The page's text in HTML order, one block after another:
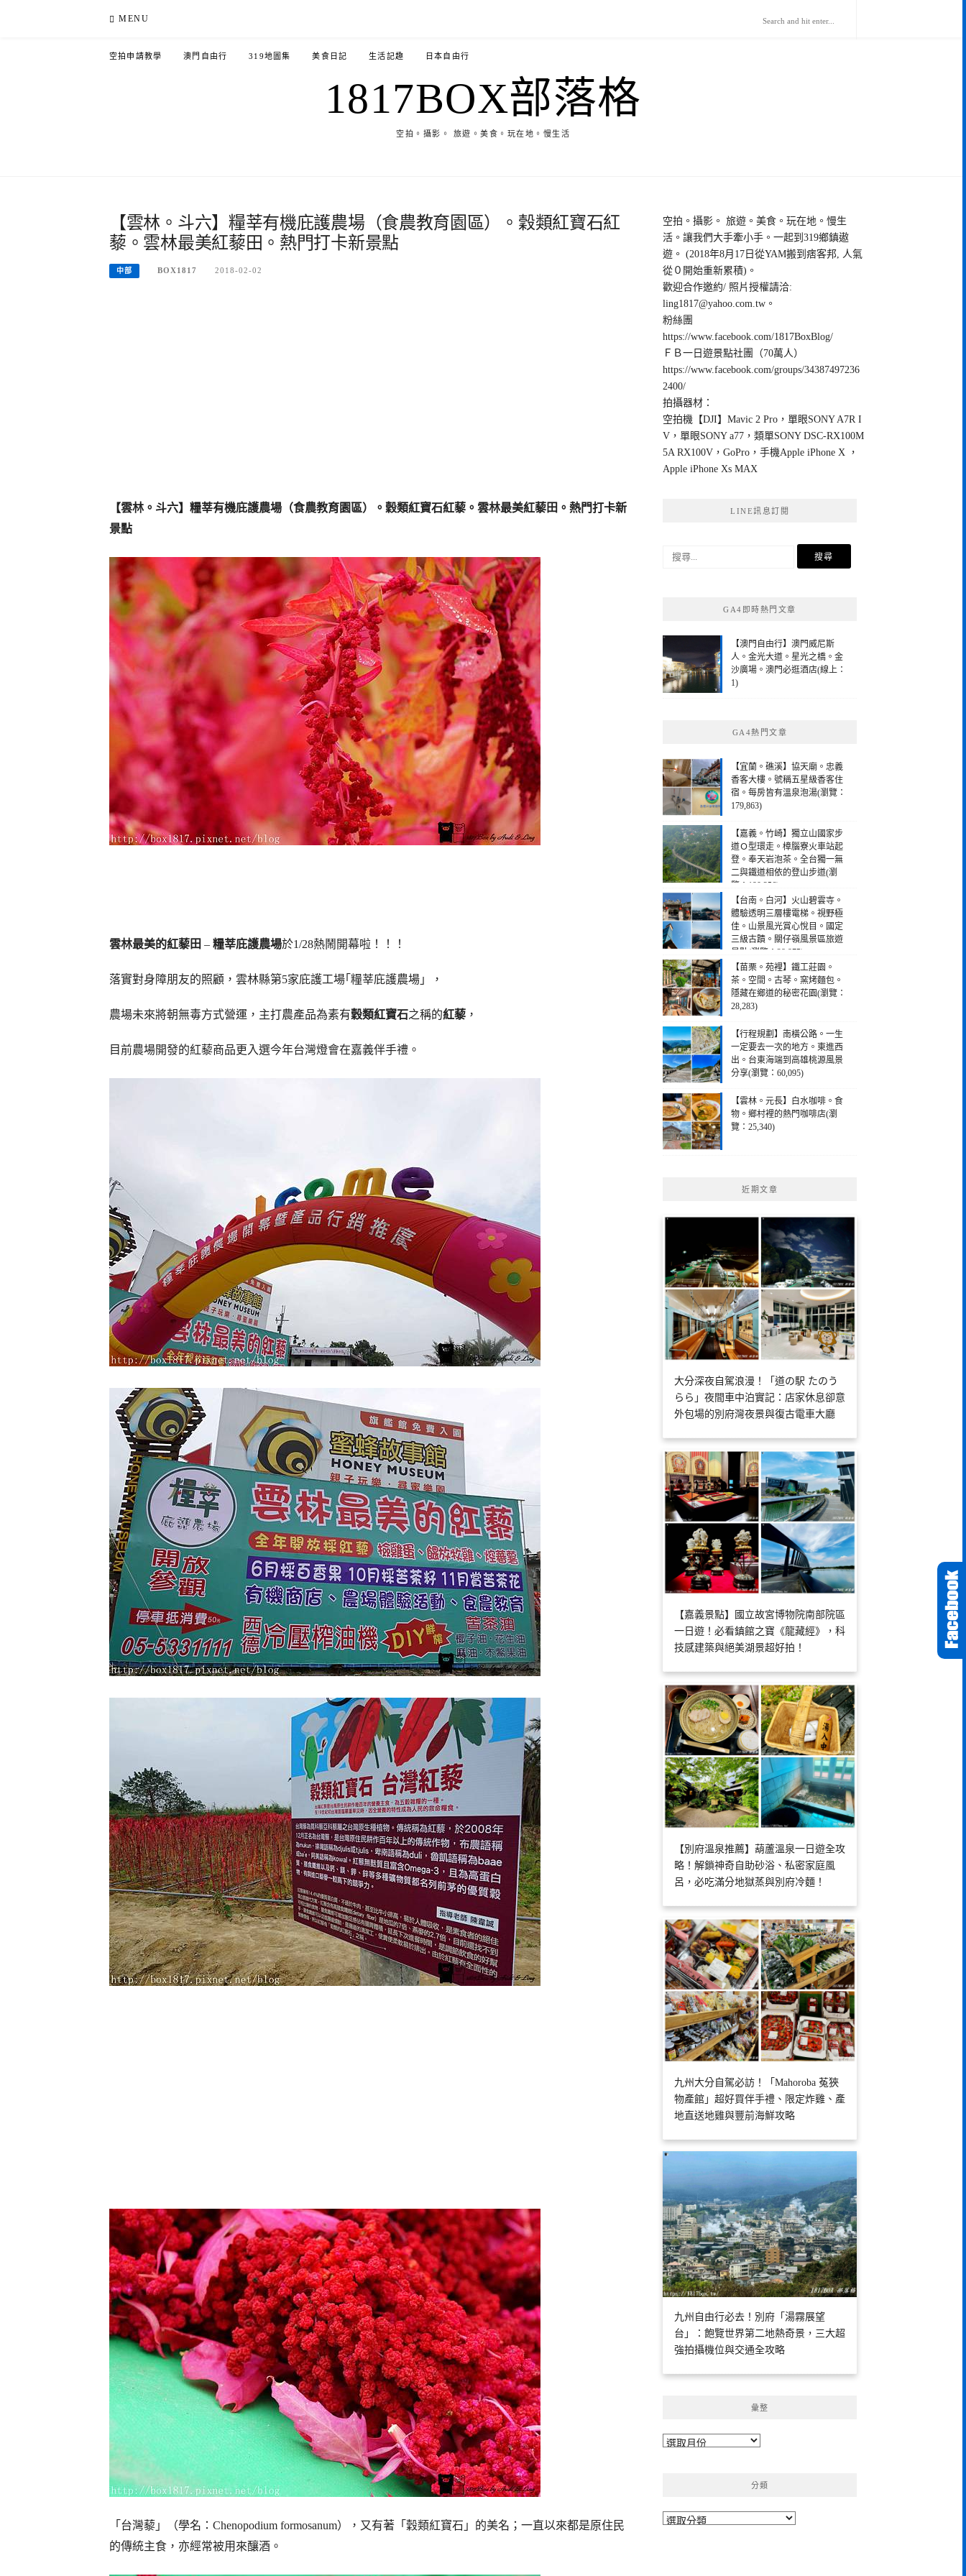
MENU
空拍申請教學 澳門自由行 319地圖集 美食日記 生活記趣 日本自由行
1817BOX部落格
空拍。攝影。 旅遊。美食。玩在地。慢生活
【雲林。斗六】糧莘有機庇護農場（食農教育園區）。穀類紅寶石紅
藜。雲林最美紅藜田。熱門打卡新景點
中部 BOX1817 2018-02-02
【雲林。斗六】糧莘有機庇護農場（食農教育園區）。穀類紅寶石紅藜。雲林最美紅藜田。熱門打卡新
景點
雲林最美的紅藜田 – 糧莘庇護農場於1/28熱鬧開幕啦！！！
落實對身障朋友的照顧，雲林縣第5家庇護工場｢糧莘庇護農場」，
農場未來將朝無毒方式營運，主打農產品為素有穀類紅寶石之稱的紅藜 ，
目前農場開發的紅藜商品更入選今年台灣燈會在嘉義伴手禮。
「台灣藜」（學名：Chenopodium formosanum），又有著「穀類紅寶石」的美名；一直以來都是原住民
的傳統主食，亦經常被用來釀酒。
空拍。攝影。 旅遊。美食。玩在地。慢生
活。讓我們大手牽小手。一起到319鄉鎮遨
遊。 (2018年8月17日從YAM搬到痞客邦, 人氣
從０開始重新累積)。
歡迎合作邀約/ 照片授權請洽:
ling1817@yahoo.com.tw 。
粉絲團
https://www.facebook.com/1817BoxBlog/
ＦＢ一日遊景點社團（70萬人）
https://www.facebook.com/groups/34387497236
2400/
拍攝器材：
空拍機【DJI】Mavic 2 Pro，單眼SONY A7R I
V，單眼SONY a77，類單SONY DSC-RX100M
5A RX100V，GoPro，手機Apple iPhone X ，
Apple iPhone Xs MAX
LINE訊息訂閱
搜
GA4即時熱門文章
【澳門自由行】澳門威尼斯
人。金光大道。星光之橋。金
沙廣場。澳門必逛酒店(線上：
1)
GA4熱門文章
【宜蘭。礁溪】協天廟。忠義
香客大樓。號稱五星級香客住
宿。每房皆有溫泉泡湯(瀏覽：
179,863)
【嘉義。竹崎】獨立山國家步
道Ｏ型環走。樟腦寮火車站起
登。奉天岩泡茶。全台獨一無
二與鐵道相依的登山步道(瀏
覽：190,256)
【台南。白河】火山碧雲寺。
體驗透明三層樓電梯。視野極
佳。山景風光賞心悅目。國定
三級古蹟。關仔嶺風景區旅遊
景點(瀏覽：28,975)
【苗栗。苑裡】鐵工莊園。
茶。空間。古琴。窯烤麵包。
隱藏在鄉道的秘密花園(瀏覽：
28,283)
【行程規劃】南橫公路。一生
一定要去一次的地方。東進西
出。台東海端到高雄桃源風景
分享(瀏覽：60,095)
【雲林。元長】白水咖啡。食
物。鄉村裡的熱門咖啡店(瀏
覽：25,340)
近期文章
大分深夜自駕浪漫！「道の駅 たのう
らら」夜間車中泊實記：店家休息卻意
外包場的別府灣夜景與復古電車大廳
【嘉義景點】國立故宮博物院南部院區
一日遊！必看鎮館之寶《龍藏經》，科
技感建築與絕美湖景超好拍！
【別府溫泉推薦】葫蘆溫泉一日遊全攻
略！解鎖神奇自助砂浴、私密家庭風
呂，必吃滿分地獄蒸與別府冷麵！
九州大分自駕必訪！「Mahoroba 菟狹
物產館」超好買伴手禮、限定炸雞、產
地直送地雞與豐前海鮮攻略
九州自由行必去！別府「湯霧展望
台」：飽覽世界第二地熱奇景，三大超
強拍攝機位與交通全攻略
彙整
彙
分類
分